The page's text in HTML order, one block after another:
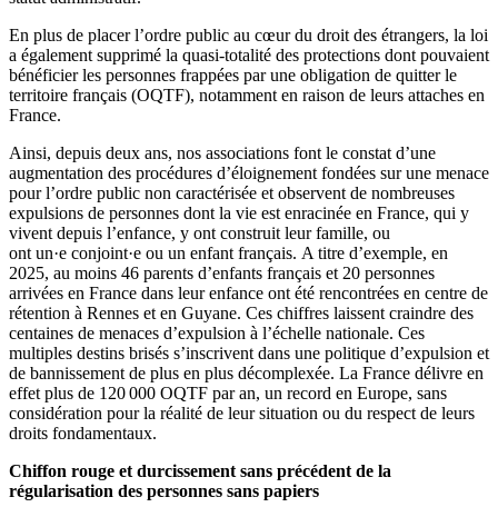
En plus de placer l’ordre public au cœur du droit des étrangers, la loi
a également supprimé la quasi-totalité des protections dont pouvaient
bénéficier les personnes frappées par une obligation de quitter le
territoire français (OQTF), notamment en raison de leurs attaches en
France.
Ainsi, depuis deux ans, nos associations font le constat d’une
augmentation des procédures d’éloignement fondées sur une menace
pour l’ordre public non caractérisée et observent de nombreuses
expulsions de personnes dont la vie est enracinée en France, qui y
vivent depuis l’enfance, y ont construit leur famille, ou
ont un·e conjoint·e ou un enfant français. A titre d’exemple, en
2025, au moins 46 parents d’enfants français et 20 personnes
arrivées en France dans leur enfance ont été rencontrées en centre de
rétention à Rennes et en Guyane. Ces chiffres laissent craindre des
centaines de menaces d’expulsion à l’échelle nationale. Ces
multiples destins brisés s’inscrivent dans une politique d’expulsion et
de bannissement de plus en plus décomplexée. La France délivre en
effet plus de 120 000 OQTF par an, un record en Europe, sans
considération pour la réalité de leur situation ou du respect de leurs
droits fondamentaux.
Chiffon rouge et durcissement sans précédent de la
régularisation des personnes sans papiers